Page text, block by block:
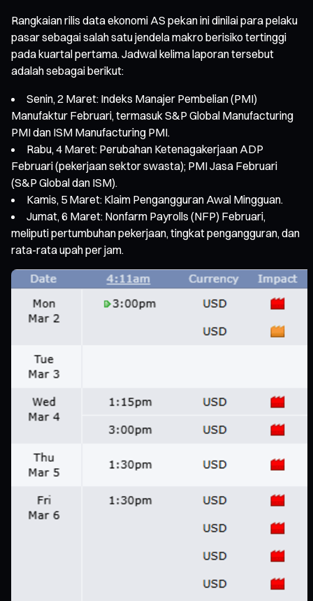
Rangkaian rilis data ekonomi AS pekan ini dinilai para pelaku
pasar sebagai salah satu jendela makro berisiko tertinggi
pada kuartal pertama. Jadwal kelima laporan tersebut
adalah sebagai berikut:
Senin, 2 Maret: Indeks Manajer Pembelian (PMI)
Manufaktur Februari, termasuk S&P Global Manufacturing
PMI dan ISM Manufacturing PMI.
Rabu, 4 Maret: Perubahan Ketenagakerjaan ADP
Februari (pekerjaan sektor swasta); PMI Jasa Februari
(S&P Global dan ISM).
Kamis, 5 Maret: Klaim Pengangguran Awal Mingguan.
Jumat, 6 Maret: Nonfarm Payrolls (NFP) Februari,
meliputi pertumbuhan pekerjaan, tingkat pengangguran, dan
rata-rata upah per jam.